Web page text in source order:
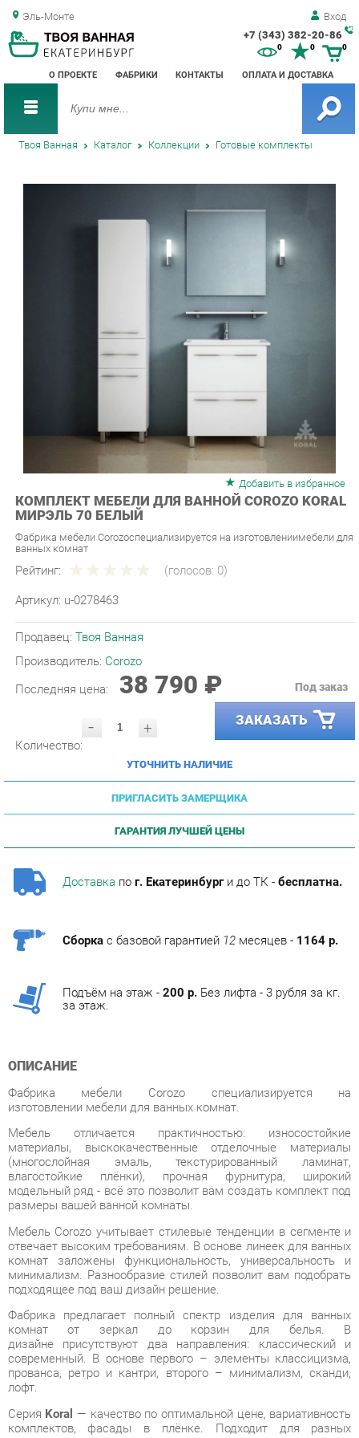
Эль-Монте Вход
+7 (343) 382-20-86
О ПРОЕКТЕ ФАБРИКИ КОНТАКТЫ ОПЛАТА И ДОСТАВКА
0 0
Твоя Ванная Каталог Коллекции Готовые комплекты
КОМПЛЕКТ МЕБЕЛИ ДЛЯ ВАННОЙ COROZO KORAL
МИРЭЛЬ 70 БЕЛЫЙ
Фабрика мебели Corozoспециализируется на изготовлениимебели для
Рейтинг: (голосов:
Артикул: u-0278463
Продавец:
Производитель: Corozo
Последняя цена: 38 790 ₽
- + ЗАКАЗАТЬ
УТОЧНИТЬ НАЛИЧИЕ
ПРИГЛАСИТЬ ЗАМЕРЩИКА
ГАРАНТИЯ ЛУЧШЕЙ ЦЕНЫ
Доставкапог. Екатеринбурги до ТК -бесплатна.
изготовлении мебели для ванных комнат.
Мебель отличается практичностью: износостойкие
материалы, выскокачественные отделочные материалы
(многослойная эмаль, текстурированный ламинат,
влагостойкие плёнки), прочная фурнитура, широкий
модельный ряд - всё это позволит вам создать комплект под
размеры вашей ванной комнаты.
Мебель Corozo учитывает стилевые тенденции в сегменте и
отвечает высоким требованиям. В основе линеек для ванных
комнат заложены функциональность, универсальность и
минимализм. Разнообразие стилей позволит вам подобрать
подходящее под ваш дизайн решение.
Фабрика предлагает полный спектр изделия для ванных
комнат от зеркал до корзин для белья. В
дизайне присутствуют два направления: классический и
прованса, ретро и кантри, второго – минимализм, сканди,
лофт.
СерияKoral— качество по оптимальной цене, вариативность
комплектов, фасады в плёнке. Подходит для разных
стилевых направлений как просторных, так и компактных
Условия покупки